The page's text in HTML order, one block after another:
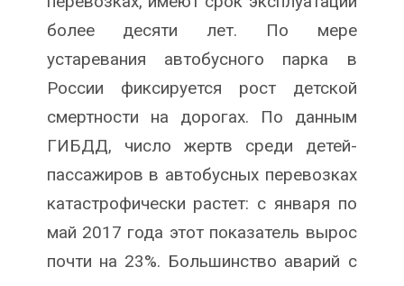
более десяти лет. По мере
устаревания автобусного парка в
России фиксируется рост детской
смертности на дорогах. По данным
ГИБДД, число жертв среди детей-
пассажиров в автобусных перевозках
катастрофически растет: с января по
май 2017 года этот показатель вырос
почти на 23%. Большинство аварий с